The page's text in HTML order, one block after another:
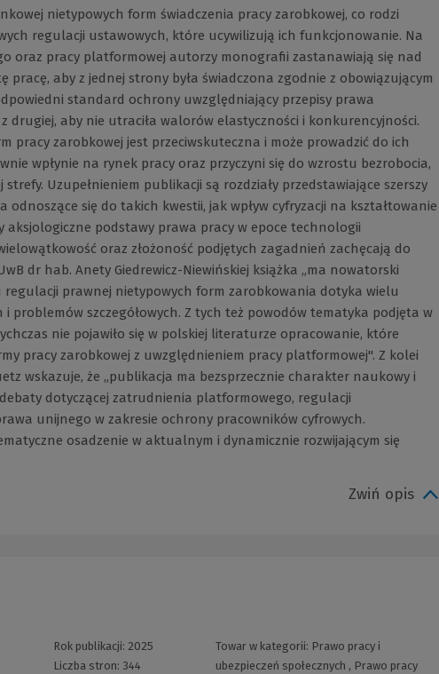
nietypowych form świadczenia pracy zarobkowej, co rodzi
regulacji ustawowych, które ucywilizują ich funkcjonowanie. Na
oraz pracy platformowej autorzy monografii zastanawiają się nad
pracę, aby z jednej strony była świadczona zgodnie z obowiązującym
standard ochrony uwzględniający przepisy prawa
drugiej, aby nie utraciła walorów elastyczności i konkurencyjności.
pracy zarobkowej jest przeciwskuteczna i może prowadzić do ich
wpłynie na rynek pracy oraz przyczyni się do wzrostu bezrobocia,
Uzupełnieniem publikacji są rozdziały przedstawiające szerszy
się do takich kwestii, jak wpływ cyfryzacji na kształtowanie
aksjologiczne podstawy prawa pracy w epoce technologii
oraz złożoność podjętych zagadnień zachęcają do
dr hab. Anety Giedrewicz-Niewińskiej książka „ma nowatorski
prawnej nietypowych form zarobkowania dotyka wielu
problemów szczegółowych. Z tych też powodów tematyka podjęta w
nie pojawiło się w polskiej literaturze opracowanie, które
pracy zarobkowej z uwzględnieniem pracy platformowej". Z kolei
wskazuje, że „publikacja ma bezsprzecznie charakter naukowy i
dotyczącej zatrudnienia platformowego, regulacji
unijnego w zakresie ochrony pracowników cyfrowych.
osadzenie w aktualnym i dynamicznie rozwijającym się
Zwiń opis
Rok publikacji: 2025
Liczba stron: 344
Towar w kategorii: Prawo pracy i
ubezpieczeń społecznych , Prawo pracy